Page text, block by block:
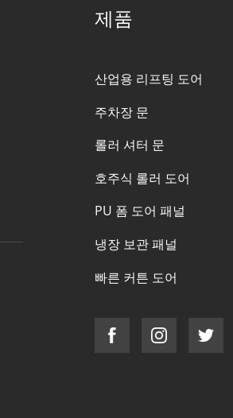
제품
산업용 리프팅 도어
주차장 문
롤러 셔터 문
호주식 롤러 도어
PU 폼 도어 패널
냉장 보관 패널
빠른 커튼 도어